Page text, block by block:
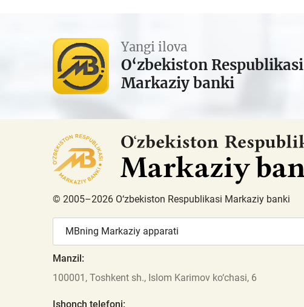
Yangi ilova
O‘zbekiston Respublikasi
Markaziy banki
© 2005–2026 O‘zbekiston Respublikasi Markaziy banki
MBning Markaziy apparati
Manzil:
100001, Toshkent sh., Islom Karimov ko‘chasi, 6
Ishonch telefoni: